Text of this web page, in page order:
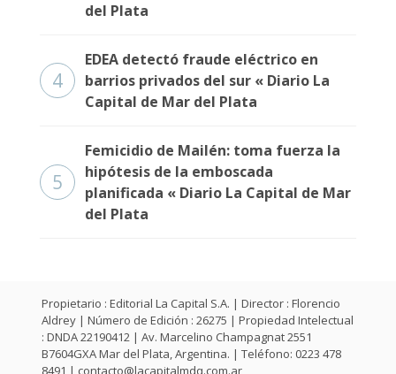
del Plata
4
EDEA detectó fraude eléctrico en
barrios privados del sur « Diario La
Capital de Mar del Plata
5
Femicidio de Mailén: toma fuerza la
hipótesis de la emboscada
planificada « Diario La Capital de Mar
del Plata
Propietario : Editorial La Capital S.A. | Director : Florencio
Aldrey | Número de Edición : 26275 | Propiedad Intelectual
: DNDA 22190412 | Av. Marcelino Champagnat 2551
B7604GXA Mar del Plata, Argentina. | Teléfono: 0223 478
8491 | contacto@lacapitalmdq.com.ar